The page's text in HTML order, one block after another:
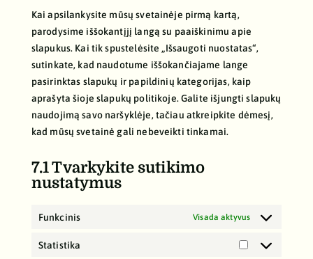
Įvairūs
Kai apsilankysite mūsų svetainėje pirmą kartą,
parodysime iššokantįjį langą su paaiškinimu apie
slapukus. Kai tik spustelėsite „Išsaugoti nuostatas“,
sutinkate, kad naudotume iššokančiajame lange
pasirinktas slapukų ir papildinių kategorijas, kaip
aprašyta šioje slapukų politikoje. Galite išjungti slapukų
naudojimą savo naršyklėje, tačiau atkreipkite dėmesį,
kad mūsų svetainė gali nebeveikti tinkamai.
7.1 Tvarkykite sutikimo
nustatymus
Funkcinis Visada aktyvus
Statistika
Statistika